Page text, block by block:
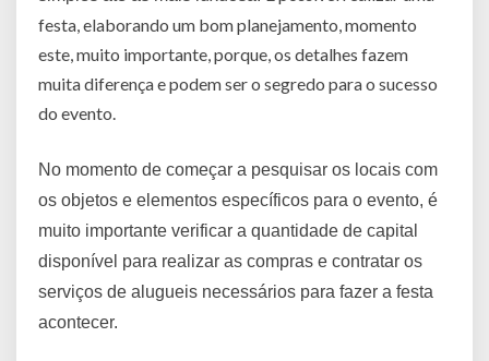
festa, elaborando um bom planejamento, momento
este, muito importante, porque, os detalhes fazem
muita diferença e podem ser o segredo para o sucesso
do evento.
No momento de começar a pesquisar os locais com
os objetos e elementos específicos para o evento, é
muito importante verificar a quantidade de capital
disponível para realizar as compras e contratar os
serviços de alugueis necessários para fazer a festa
acontecer.